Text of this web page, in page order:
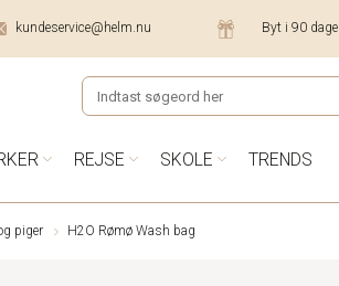
kundeservice@helm.nu Byt i 90 dage
REJSE SKOLE TRENDS
piger H2O Rømø Wash bag